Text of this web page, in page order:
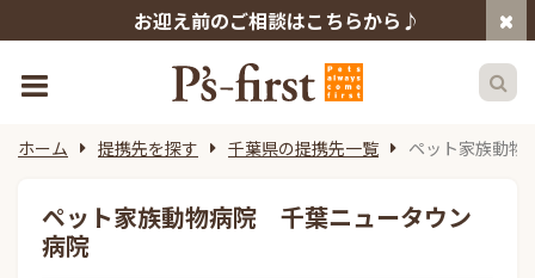
お迎え前のご相談はこちらから♪
ホーム 提携先を探す 千葉県の提携先一覧 ペット家族動
ペット家族動物病院 千葉ニュータウン
病院